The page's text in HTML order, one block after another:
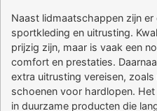
Naast lidmaatschappen zijn
sportkleding en uitrusting.
prijzig zijn, maar is vaak een
comfort en prestaties.
extra uitrusting vereisen,
schoenen voor hardlopen.
in duurzame producten die